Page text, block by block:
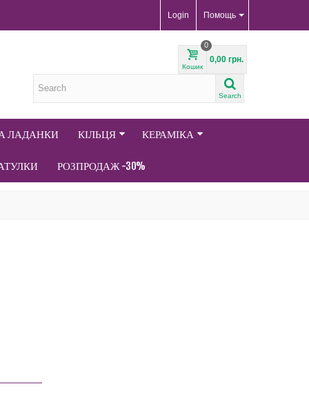
Помощь
Login
Кошик
0
0,00 грн.
Search
ЛАДАНКИ КІЛЬЦЯ КЕРАМІКА
РОЗПРОДАЖ -30%